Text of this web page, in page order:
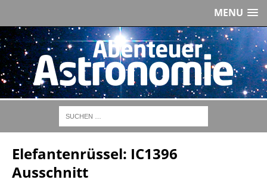
MENU
Elefantenrüssel: IC1396
Ausschnitt